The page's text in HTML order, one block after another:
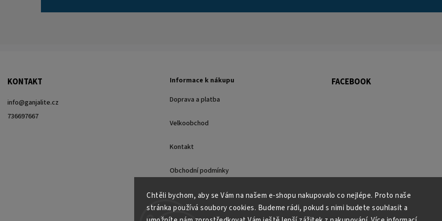
Chtěli bychom, aby se Vám na našem e-shopu nakupovalo co nejlépe. Proto naše
stránka používá soubory cookies. Budeme rádi, pokud s nimi budete souhlasit a
KONTAKT
info@ganjalite.cz
736697667
Informace k nákupu
Doprava a platba
Velkoobchod
Kontakt
Obchodní podmínky
Podmínky ochrany osobních údajů
FACEBOOK